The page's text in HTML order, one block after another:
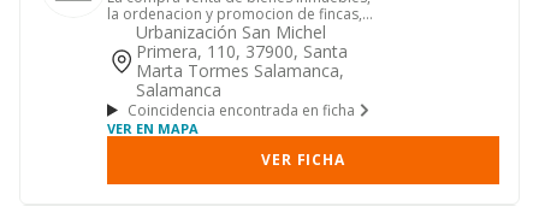
la ordenacion y promocion de fincas,
tanto rusticas como urban...
Urbanización San Michel
Primera, 110, 37900, Santa
Marta Tormes Salamanca,
Salamanca
Coincidencia encontrada en ficha
VER EN MAPA
VER FICHA